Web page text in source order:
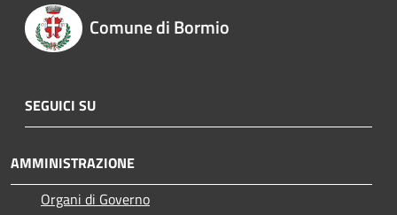
Comune di Bormio
SEGUICI SU
AMMINISTRAZIONE
Organi di Governo